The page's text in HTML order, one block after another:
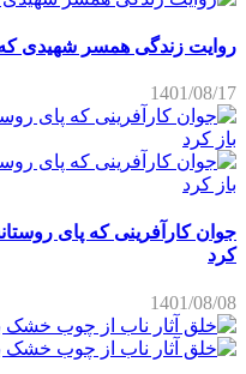
روایت زندگی همسر شهیدی
1401/08/17
جوان کارآفرینی که پای
کرد
1401/08/08